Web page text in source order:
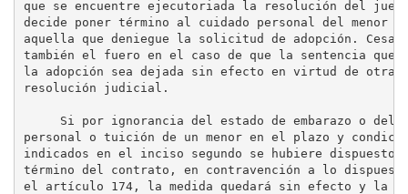
que se encuentre ejecutoriada la resolución del juez
decide poner término al cuidado personal del menor o
aquella que deniegue la solicitud de adopción.
también el fuero en el caso de que la sentencia que
la adopción sea dejada sin efecto en virtud de otra
resolución judicial.
Si por ignorancia del estado de embarazo o del
personal o tuición de un menor en el plazo y
indicados en el inciso segundo se hubiere dispuesto
término del contrato, en contravención a lo
el artículo 174, la medida quedará sin efecto y la